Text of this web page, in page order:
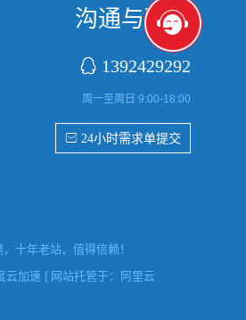
沟通与联系
 1392429292
周一至周日 9:00-18:00
 24小时需求单提交
十年老站，值得信赖！
云加速 | 网站托管于： 阿里云